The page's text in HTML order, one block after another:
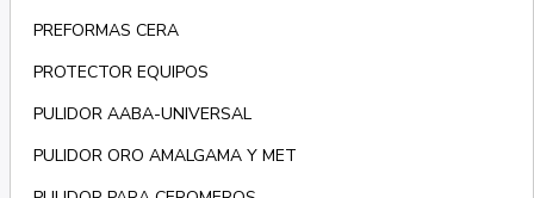
PREFORMAS CERA
PROTECTOR EQUIPOS
PULIDOR AABA-UNIVERSAL
PULIDOR ORO AMALGAMA Y MET